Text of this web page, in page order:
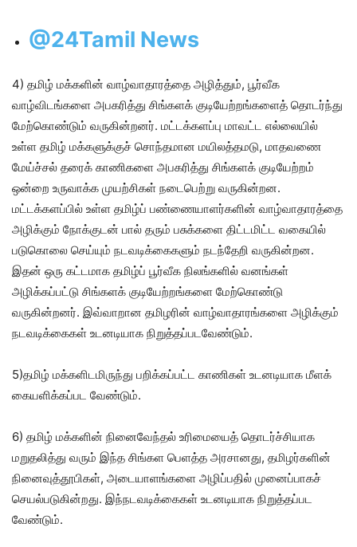
@24Tamil News
4) தமிழ் மக்களின் வாழ்வாதாரத்தை அழித்தும், பூர்வீக
வாழ்விடங்களை அபகரித்து சிங்களக் குடியேற்றங்களைத் தொடர்ந்து
மேற்கொண்டும் வருகின்றனர். மட்டக்களப்பு மாவட்ட எல்லையில்
உள்ள தமிழ் மக்களுக்குச் சொந்தமான மயிலத்தமடு, மாதவணை
மேய்ச்சல் தரைக் காணிகளை அபகரித்து சிங்களக் குடியேற்றம்
ஒன்றை உருவாக்க முயற்சிகள் நடைபெற்று வருகின்றன.
மட்டக்களப்பில் உள்ள தமிழ்ப் பண்ணையாளர்களின் வாழ்வாதாரத்தை
அழிக்கும் நோக்குடன் பால் தரும் பசுக்களை திட்டமிட்ட வகையில்
படுகொலை செய்யும் நடவடிக்கைகளும் நடந்தேறி வருகின்றன.
இதன் ஒரு கட்டமாக தமிழ்ப் பூர்வீக நிலங்களில் வனங்கள்
அழிக்கப்பட்டு சிங்களக் குடியேற்றங்களை மேற்கொண்டு
வருகின்றனர். இவ்வாறான தமிழரின் வாழ்வாதாரங்களை அழிக்கும்
நடவடிக்கைகள் உடனடியாக நிறுத்தப்படவேண்டும்.
5)தமிழ் மக்களிடமிருந்து பறிக்கப்பட்ட காணிகள் உடனடியாக மீளக்
கையளிக்கப்பட வேண்டும்.
6) தமிழ் மக்களின் நினைவேந்தல் உரிமையைத் தொடர்ச்சியாக
மறுதலித்து வரும் இந்த சிங்கள பெளத்த அரசானது, தமிழர்களின்
நினைவுத்தூபிகள், அடையாளங்களை அழிப்பதில் முனைப்பாகச்
செயல்படுகின்றது. இந்நடவடிக்கைகள் உடனடியாக நிறுத்தப்பட
வேண்டும்.